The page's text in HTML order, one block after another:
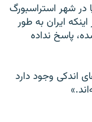
در شهر استراسبورگ
ایران به طور
پاسخ نداده
اندکی وجود دارد